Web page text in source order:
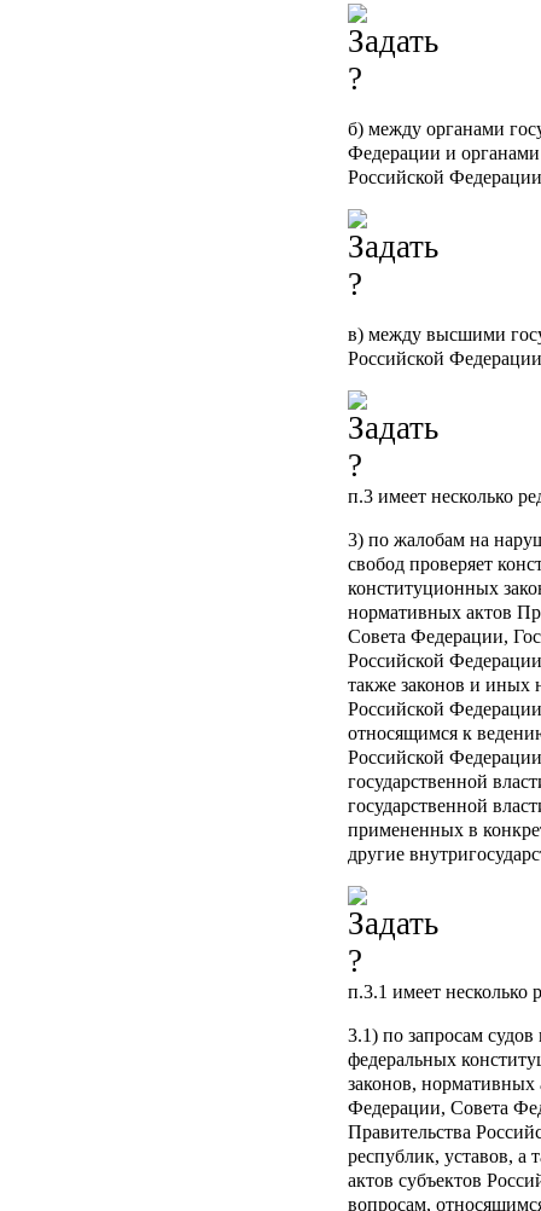
б) между органами
Федерации и органами
Российской
в) между высшими
Российской
п.3 имеет несколько
3) по жалобам на
свобод проверяет
конституционных
нормативных актов
Совета Федерации,
Российской
также законов и иных
Российской
относящимся к
Российской
государственной
государственной
примененных в
другие
п.3.1 имеет несколько
3.1) по запросам
федеральных
законов, нормативных
Федерации, Совета
Правительства
республик, уставов,
актов субъектов
вопросам,